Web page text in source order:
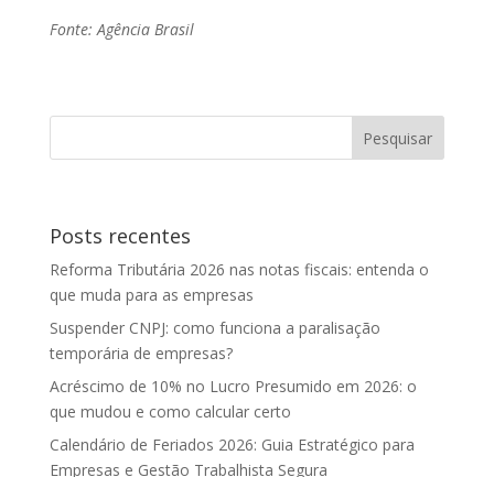
Fonte: Agência Brasil
Posts recentes
Reforma Tributária 2026 nas notas fiscais: entenda o
que muda para as empresas
Suspender CNPJ: como funciona a paralisação
temporária de empresas?
Acréscimo de 10% no Lucro Presumido em 2026: o
que mudou e como calcular certo
Calendário de Feriados 2026: Guia Estratégico para
Empresas e Gestão Trabalhista Segura